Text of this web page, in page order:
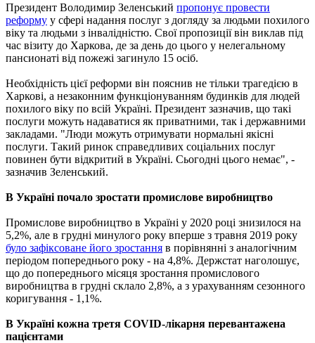
Президент Володимир Зеленський пропонує провести
реформу у сфері надання послуг з догляду за людьми похилого
віку та людьми з інвалідністю. Свої пропозиції він виклав під
час візиту до Харкова, де за день до цього у нелегальному
пансионаті від пожежі загинуло 15 осіб.
Необхідність цієї реформи він пояснив не тільки трагедією в
Харкові, а незаконним функціонуванням будинків для людей
похилого віку по всій Україні. Президент зазначив, що такі
послуги можуть надаватися як приватними, так і державними
закладами. "Люди можуть отримувати нормальні якісні
послуги. Такий ринок справедливих соціальних послуг
повинен бути відкритий в Україні. Сьогодні цього немає", -
зазначив Зеленський.
В Україні почало зростати промислове виробництво
Промислове виробництво в Україні у 2020 році знизилося на
5,2%, але в грудні минулого року вперше з травня 2019 року
було зафіксоване його зростання в порівнянні з аналогічним
періодом попереднього року - на 4,8%. Держстат наголошує,
що до попереднього місяця зростання промислового
виробництва в грудні склало 2,8%, а з урахуванням сезонного
коригування - 1,1%.
В Україні кожна третя COVID-лікарня перевантажена
пацієнтами